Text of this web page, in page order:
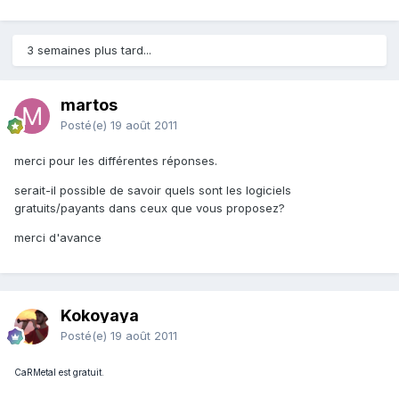
3 semaines plus tard...
martos
Posté(e) 19 août 2011
merci pour les différentes réponses.
serait-il possible de savoir quels sont les logiciels
gratuits/payants dans ceux que vous proposez?
merci d'avance
Kokoyaya
Posté(e) 19 août 2011
CaRMetal est gratuit.